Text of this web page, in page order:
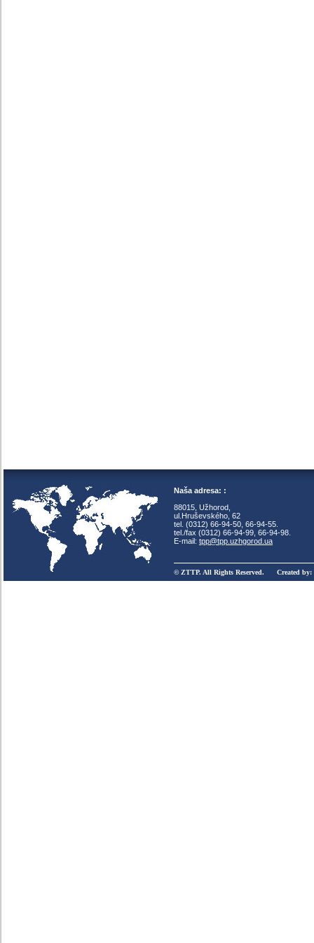
Naša adresa: :
88015, Užhorod,
ul.Hruševského, 62
tel. (0312) 66-94-50, 66-94-55.
tel./fax (0312) 66-94-99, 66-94-98.
E-mail: tpp@tpp.uzhgorod.ua
© ZTTP. All Rights Reserved. Created by: